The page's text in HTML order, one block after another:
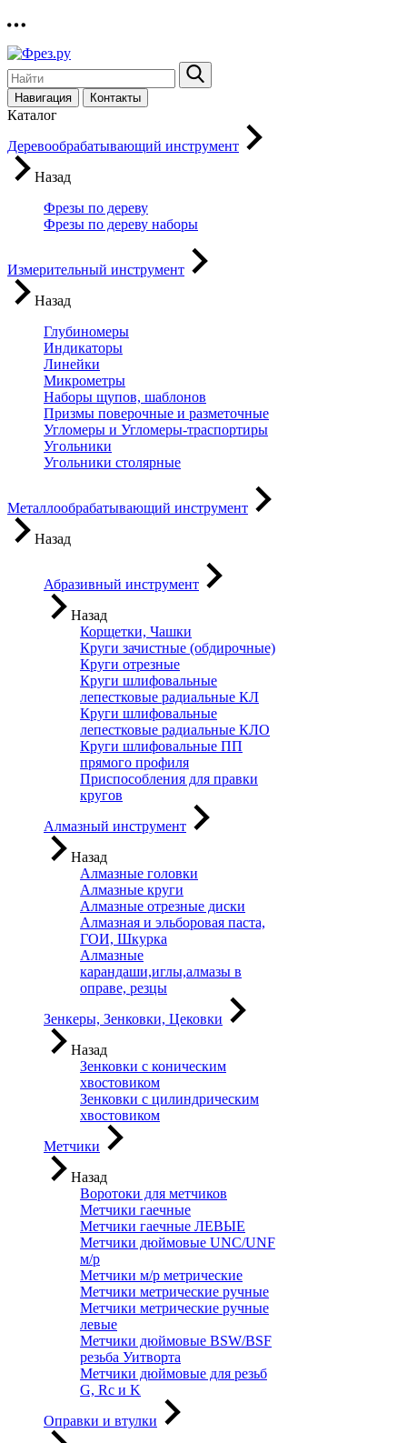
Навигация Контакты
Каталог
Деревообрабатывающий инструмент
Назад
Фрезы по дереву
Фрезы по дереву наборы
Измерительный инструмент
Назад
Глубиномеры
Индикаторы
Линейки
Микрометры
Наборы щупов, шаблонов
Призмы поверочные и разметочные
Угломеры и Угломеры-траспортиры
Угольники
Угольники столярные
Металлообрабатывающий инструмент
Назад
Абразивный инструмент
Назад
Корщетки, Чашки
Круги зачистные (обдирочные)
Круги отрезные
Круги шлифовальные
лепестковые радиальные КЛ
Круги шлифовальные
лепестковые радиальные КЛО
Круги шлифовальные ПП
прямого профиля
Приспособления для правки
кругов
Алмазный инструмент
Назад
Алмазные головки
Алмазные круги
Алмазные отрезные диски
Алмазная и эльборовая паста,
ГОИ, Шкурка
Алмазные
карандаши,иглы,алмазы в
оправе, резцы
Зенкеры, Зенковки, Цековки
Назад
Зенковки с коническим
хвостовиком
Зенковки с цилиндрическим
хвостовиком
Метчики
Назад
Воротоки для метчиков
Метчики гаечные
Метчики гаечные ЛЕВЫЕ
Метчики дюймовые UNC/UNF
м/р
Метчики м/р метрические
Метчики метрические ручные
Метчики метрические ручные
левые
Метчики дюймовые BSW/BSF
резьба Уитворта
Метчики дюймовые для резьб
G, Rc и K
Оправки и втулки